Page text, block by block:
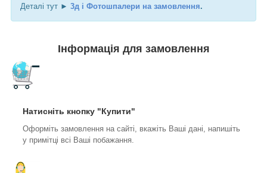
Деталі тут ► 3д і Фотошпалери на замовлення.
Інформація для замовлення
Натисніть кнопку "Купити"
Оформіть замовлення на сайті, вкажіть Ваші дані, напишіть
у примітці всі Ваші побажання.